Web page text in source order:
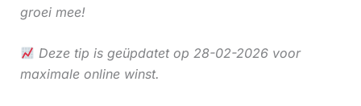
groei mee!
Deze tip is geüpdatet op 28-02-2026 voor
maximale online winst.